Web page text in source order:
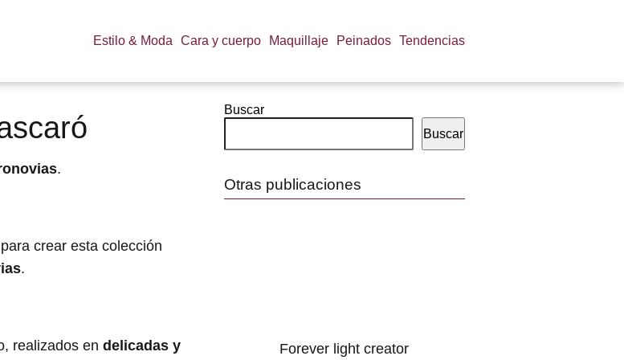
Estilo & Moda Cara y cuerpo Maquillaje Peinados Tendencias
.
crear esta colección
.
realizados en delicadas y
Buscar
Buscar
Otras publicaciones
Forever light creator